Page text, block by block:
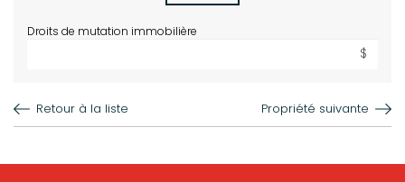
Droits de mutation immobilière
$
Retour à la liste Propriété suivante